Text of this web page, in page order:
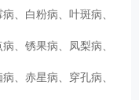
、白粉病、叶斑病、
、锈果病、凤梨病、
、赤星病、穿孔病、